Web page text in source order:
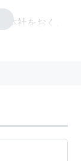
に本社をおく、
れた。これ